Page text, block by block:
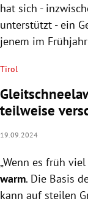
hat sich -
unterstützt - ein
jenem im
Tirol
teilweise
19.09.2024
„Wenn es früh
warm. Die Basis
kann auf steilen